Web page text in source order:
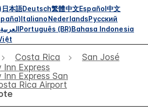
日本語Deutsch繁體中文Español中文
ItalianoNederlandsРусский
العربيةPortuguês (BR)Bahasa Indonesia
Costa Rica
San José
Inn Express
Inn Express San
Rica Airport